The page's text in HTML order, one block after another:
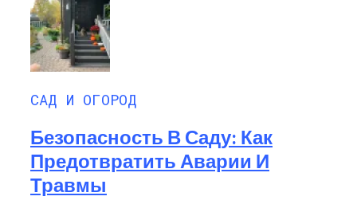
САД И ОГОРОД
Безопасность В Саду: Как
Предотвратить Аварии И
Травмы